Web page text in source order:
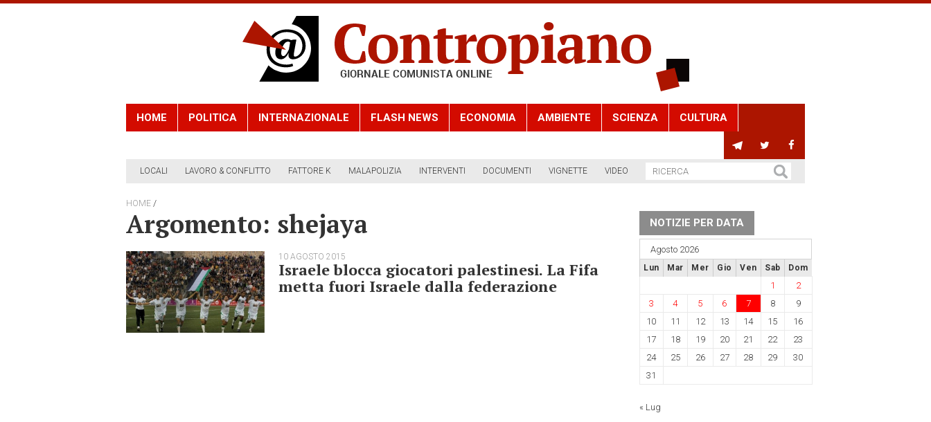
HOME POLITICA INTERNAZIONALE FLASH NEWS ECONOMIA AMBIENTE SCIENZA CULTURA
LOCALI LAVORO & CONFLITTO FATTORE K MALAPOLIZIA INTERVENTI DOCUMENTI VIGNETTE VIDEO
HOME /
Argomento: shejaya
10 AGOSTO 2015
Israele blocca giocatori palestinesi. La Fifa
metta fuori Israele dalla federazione
NOTIZIE PER DATA
Agosto 2026
Lun Mar Mer Gio Ven Sab Dom
1
2
3
4 5 6 7 8
9
10
11 12 13 14 15
16
17
18 19 20 21 22
23
24
25 26 27 28 29
30
31
« Lug